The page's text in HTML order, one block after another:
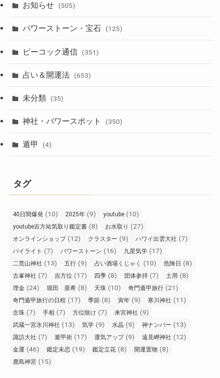
お知らせ (505)
パワーストーン・宝石 (125)
ピーコック通信 (351)
占い＆開運法 (653)
未分類 (35)
神社・パワースポット (350)
遁甲 (4)
タグ
40日間爆発 (10) 2025年 (9) youtube (10)
youtube吉方祐気取り鑑定書 (8) お水取り (27)
オンラインショップ(12) クラスター (9) ハワイ出雲大社 (7)
パイライト (7) パワーストーン (16) 九星気学 (17)
二荒山神社 (13) 五行 (9) 占い酒場くじゃく (10) 危険日 (8)
古峯神社 (7) 吉方位 (17) 四季 (8) 団体参拝 (7) 土用 (8)
埋金 (24) 堀田 亜希 (8) 天珠 (10) 奇門遁甲旅行 (21)
奇門遁甲旅行の日程 (17) 季節 (8) 寅年 (9) 寒川神社 (11)
念珠 (7) 手相 (7) 方位除け (7) 来宮神社 (9)
武蔵一宮氷川神社 (13) 気学 (9) 水晶 (9) 神ナンバー (13)
諏訪大社 (7) 遁甲術 (17) 運気アップ(9) 遠見岬神社 (12)
金運 (46) 鑑定未恋 (19) 鑑定立花 (8) 開運置物 (8)
鹿島神宮 (15)